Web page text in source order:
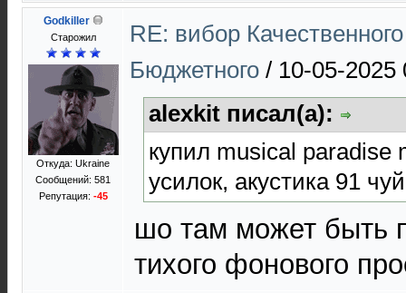
Godkiller
Старожил
Откуда: Ukraine
Сообщений: 581
Репутация: -45
RE: вибор
Бюджетного / 10-05-2025
alexkit писал(а):
купил musical paradise
усилок, акустика 91
шо там может быть
тихого фонового